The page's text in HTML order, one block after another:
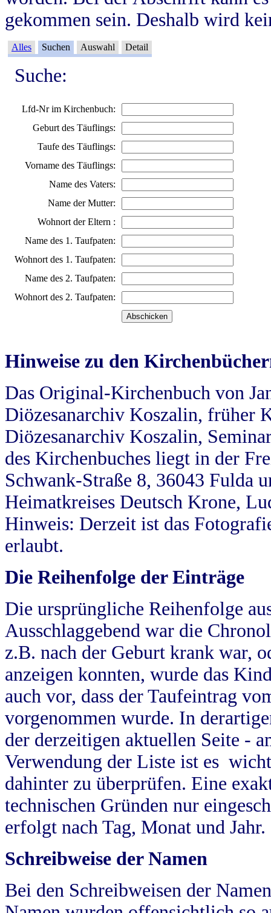
gekommen sein. Deshalb wird
Alles Suchen Auswahl Detail
Suche:
Lfd-Nr im Kirchenbuch:
Geburt des Täuflings:
Taufe des Täuflings:
Vorname des Täuflings:
Name des Vaters:
Name der Mutter:
Wohnort der Eltern :
Name des 1. Taufpaten:
Wohnort des 1. Taufpaten:
Name des 2. Taufpaten:
Wohnort des 2. Taufpaten:
Hinweise zu den
Das Original-Kirchenbuch von
Diözesanarchiv Koszalin, früher
Diözesanarchiv Koszalin,
des Kirchenbuches liegt in der
Schwank-Straße 8, 36043 Fulda
Heimatkreises Deutsch Krone,
Hinweis: Derzeit ist das
erlaubt.
Die Reihenfolge der Einträge
Die ursprüngliche Reihenfolge
Ausschlaggebend war die
z.B. nach der Geburt krank war,
anzeigen konnten, wurde das
auch vor, dass der Taufeintrag
vorgenommen wurde. In
der derzeitigen aktuellen Seite -
Verwendung der Liste ist es
dahinter zu überprüfen. Eine
technischen Gründen nur
erfolgt nach Tag, Monat und Jahr.
Schreibweise der Namen
Bei den Schreibweisen der